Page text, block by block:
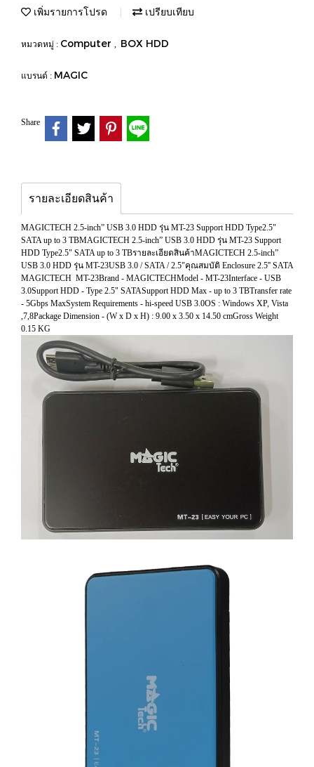
เพิ่มรายการโปรด เปรียบเทียบ
หมวดหมู่ : Computer , BOX HDD
แบรนด์ : MAGIC
Share
รายละเอียดสินค้า
MAGICTECH 2.5-inch” USB 3.0 HDD รุ่น MT-23 Support HDD Type2.5"
SATA up to 3 TBMAGICTECH 2.5-inch” USB 3.0 HDD รุ่น MT-23 Support
HDD Type2.5" SATA up to 3 TBรายละเอียดสินค้าMAGICTECH 2.5-inch”
USB 3.0 HDD รุ่น MT-23USB 3.0 / SATA / 2.5"คุณสมบัติ Enclosure 2.5'' SATA
MAGICTECH MT-23Brand - MAGICTECHModel - MT-23Interface - USB
3.0Support HDD - Type 2.5" SATASupport HDD Max - up to 3 TBTransfer rate
- 5Gbps MaxSystem Requirements - hi-speed USB 3.0OS : Windows XP, Vista
,7,8Package Dimension - (W x D x H) : 9.00 x 3.50 x 14.50 cmGross Weight
0.15 KG